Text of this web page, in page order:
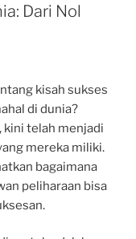
Dari Nol
kisah sukses
di dunia?
kini telah menjadi
mereka miliki.
bagaimana
peliharaan bisa